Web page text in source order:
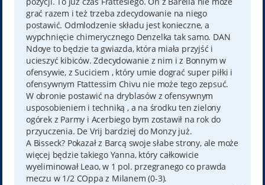
grać razem i też trzeba zdecydowanie na niego
postawić. Odmlodzenie składu jest konieczne, a
wypchnięcie chimerycznego Denzelka tak samo. DAN
Ndoye to będzie ta gwiazda, która miała przyjść i
ucieszyć kibiców. Zdecydowanie z nim i z Bonnym w
ofensywie, z Suciciem , który umie dograć super piłki i
ofensywnym Ftattessim Chivu nie może tego zepsuć.
W obronie postawić na dryblasów z ofensywnym
usposobieniem i techniką , a na środku ten zielony
ogórek z Parmy i Acerbiego bym zostawił na rok do
przyuczenia. De Vrij bardziej do Monzy już.
A Bisseck? Pokazał z Barcą swoje słabe strony, ale może
więcej będzie takiego Yanna, który całkowicie
wyeliminował Leao, w 1 pol. przegranego co prawda
meczu w 1/2 COppa z Milanem (0-3).